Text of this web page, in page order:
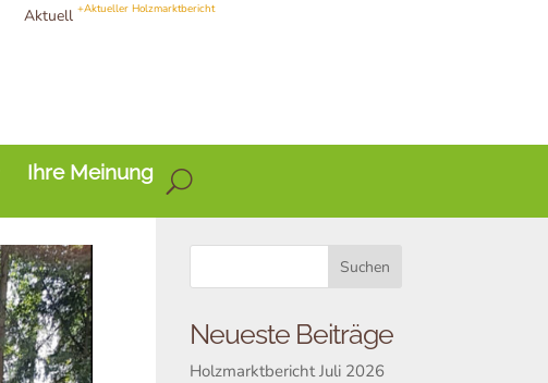
Aktuell +Aktueller Holzmarktbericht
Ihre Meinung
Neueste Beiträge
Holzmarktbericht Juli 2026